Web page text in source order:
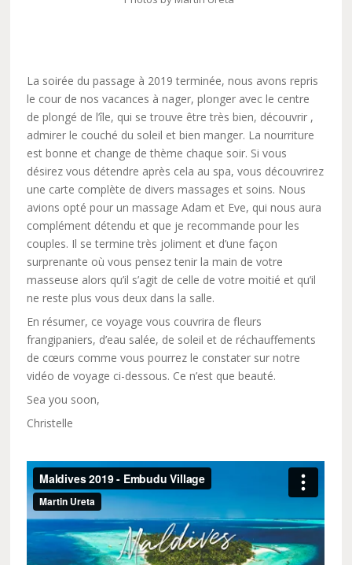
La soirée du passage à 2019 terminée, nous avons repris
le cour de nos vacances à nager, plonger avec le centre
de plongé de l’île, qui se trouve être très bien, découvrir ,
admirer le couché du soleil et bien manger. La nourriture
est bonne et change de thème chaque soir. Si vous
désirez vous détendre après cela au spa, vous découvrirez
une carte complète de divers massages et soins. Nous
avions opté pour un massage Adam et Eve, qui nous aura
complément détendu et que je recommande pour les
couples. Il se termine très joliment et d’une façon
surprenante où vous pensez tenir la main de votre
masseuse alors qu’il s’agit de celle de votre moitié et qu’il
ne reste plus vous deux dans la salle.
En résumer, ce voyage vous couvrira de fleurs
frangipaniers, d’eau salée, de soleil et de réchauffements
de cœurs comme vous pourrez le constater sur notre
vidéo de voyage ci-dessous. Ce n’est que beauté.
Sea you soon,
Christelle